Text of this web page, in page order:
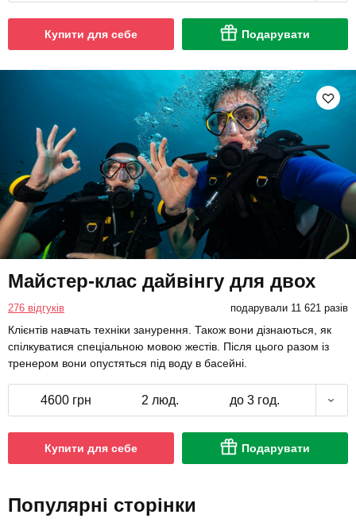
Купити для себе Подарувати
Майстер-клас дайвінгу для двох
276 відгуків подарували 11 621 разів
Клієнтів навчать техніки занурення. Також вони дізнаються, як
спілкуватися спеціальною мовою жестів. Після цього разом із
тренером вони опустяться під воду в басейні.
4600 грн 2 люд. до 3 год.
Купити для себе Подарувати
Популярні сторінки